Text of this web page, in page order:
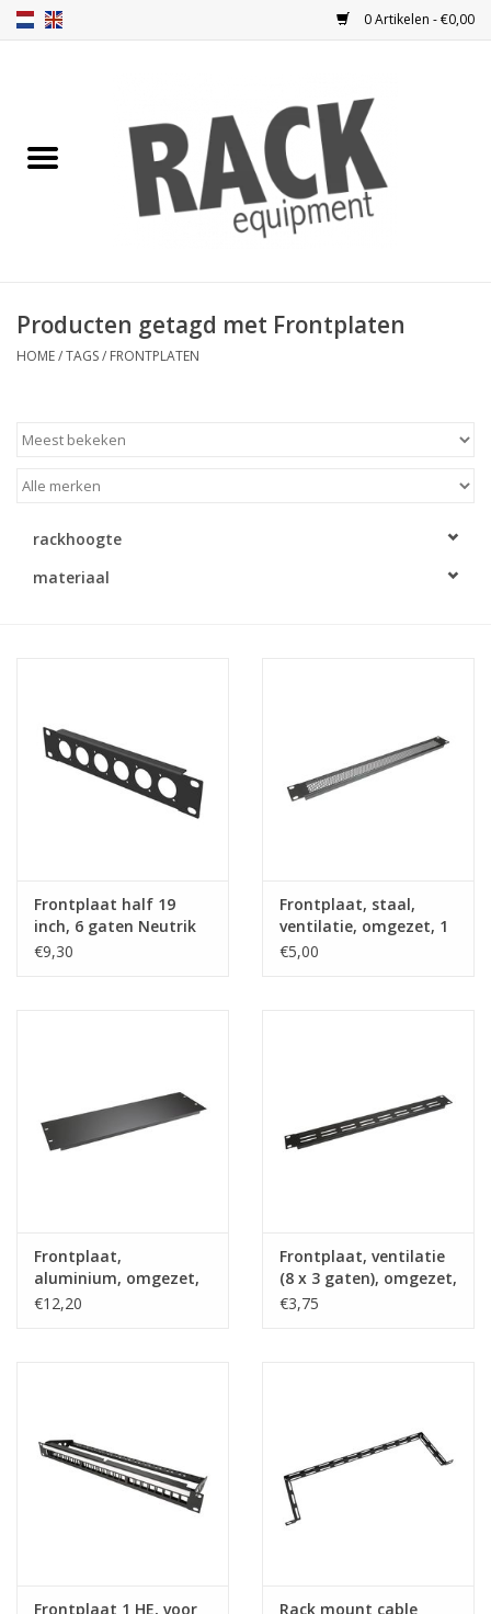
0 Artikelen - €0,00
Blindplaten
Frontdeuren
Opbergen
Serverkasten
Rackprofielen
Laden
Producten getagd met Frontplaten
HOME/TAGS/ FRONTPLATEN
rackhoogte
materiaal
Frontplaat half 19
inch, 6 gaten Neutrik
"D", 1 HE, staal
€9,30
Frontplaat, staal,
ventilatie, omgezet, 1
HE
€5,00
Frontplaat,
aluminium, omgezet,
3 HE
€12,20
Frontplaat, ventilatie
(8 x 3 gaten), omgezet,
1 HE
€3,75
Frontplaat 1 HE, voor
Rack mount cable